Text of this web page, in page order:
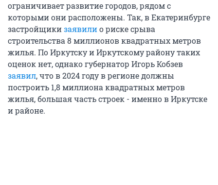
ограничивает развитие городов, рядом с
которыми они расположены. Так, в Екатеринбурге
застройщикизаявилио риске срыва
строительства 8 миллионов квадратных метров
жилья. По Иркутску и Иркутскому району таких
оценок нет, однако губернатор Игорь Кобзев
заявил, что в 2024 году в регионе должны
построить 1,8 миллиона квадратных метров
жилья, большая часть строек - именно в Иркутске
и районе.